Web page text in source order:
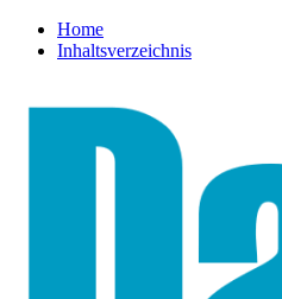
Home
Inhaltsverzeichnis